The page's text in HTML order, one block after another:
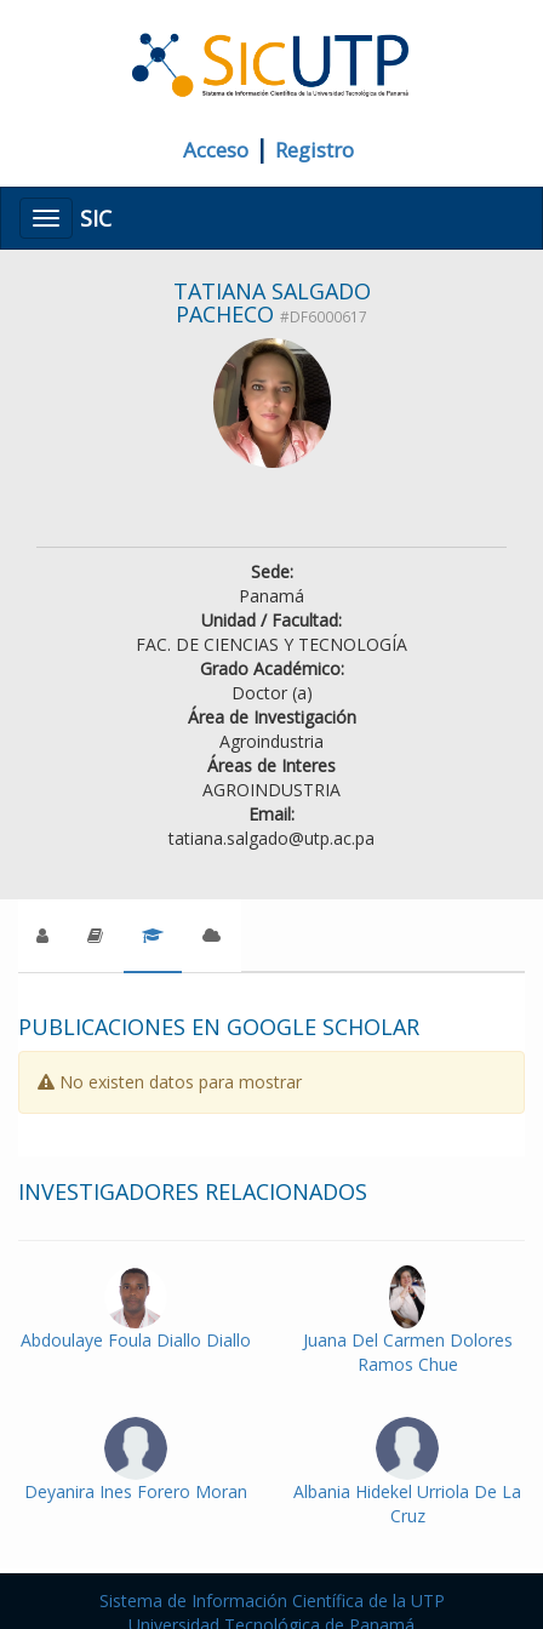
Acceso | Registro
MenúSIC
TATIANA SALGADO
PACHECO #DF6000617
Sede:
Panamá
Unidad / Facultad:
FAC. DE CIENCIAS Y TECNOLOGÍA
Grado Académico:
Doctor (a)
Área de Investigación
Agroindustria
Áreas de Interes
AGROINDUSTRIA
Email:
tatiana.salgado@utp.ac.pa
PUBLICACIONES EN GOOGLE SCHOLAR
No existen datos para mostrar
INVESTIGADORES RELACIONADOS
Abdoulaye Foula Diallo Diallo
Juana Del Carmen Dolores
Ramos Chue
Deyanira Ines Forero Moran
Albania Hidekel Urriola De La
Cruz
Sistema de Información Científica de la UTP